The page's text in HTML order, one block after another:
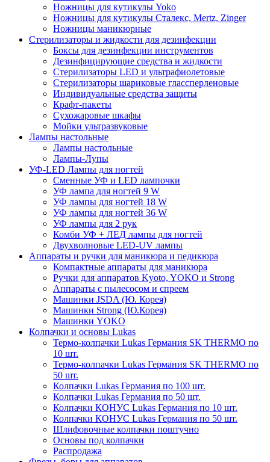
Ножницы для кутикулы Yoko
Ножницы для кутикулы Сталекс, Mertz, Zinger
Ножницы маникюрные
Стерилизаторы и жидкости для дезинфекции
Боксы для дезинфекции инструментов
Дезинфицирующие средства и жидкости
Стерилизаторы LED и ультрафиолетовые
Стерилизаторы шариковые глассперленовые
Индивидуальные средства защиты
Крафт-пакеты
Сухожаровые шкафы
Мойки ультразвуковые
Лампы настольные
Лампы настольные
Лампы-Лупы
УФ-LED Лампы для ногтей
Сменные УФ и LED лампочки
УФ лампа для ногтей 9 W
УФ лампы для ногтей 18 W
УФ лампы для ногтей 36 W
УФ лампы для 2 рук
Комби УФ + ЛЕД лампы для ногтей
Двухволновые LED-UV лампы
Аппараты и ручки для маникюра и педикюра
Компактные аппараты для маникюра
Ручки для аппаратов Kyoto, YOKO и Strong
Аппараты с пылесосом и спреем
Машинки JSDA (Ю. Корея)
Машинки Strong (Ю.Корея)
Машинки YOKO
Колпачки и основы Lukas
Термо-колпачки Lukas Германия SK THERMO по
10 шт.
Термо-колпачки Lukas Германия SK THERMO по
50 шт.
Колпачки Lukas Германия по 100 шт.
Колпачки Lukas Германия по 50 шт.
Колпачки КОНУС Lukas Германия по 10 шт.
Колпачки КОНУС Lukas Германия по 50 шт.
Шлифовочные колпачки поштучно
Основы под колпачки
Распродажа